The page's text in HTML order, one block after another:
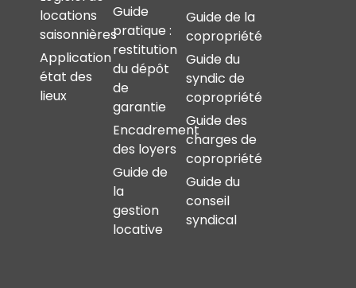
locations
saisonnières
Application
état des
lieux
Guide
pratique :
restitution
du dépôt
de
garantie
Encadrement
des loyers
Guide de
la
gestion
locative
Guide de la
copropriété
Guide du
syndic de
copropriété
Guide des
charges de
copropriété
Guide du
conseil
syndical